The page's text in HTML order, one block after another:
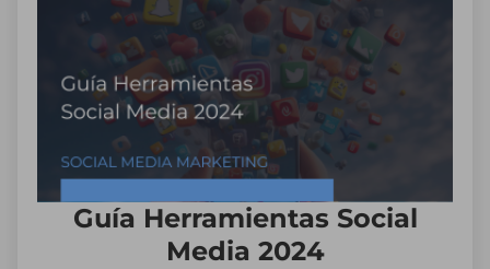
Guía Herramientas Social
Media 2024